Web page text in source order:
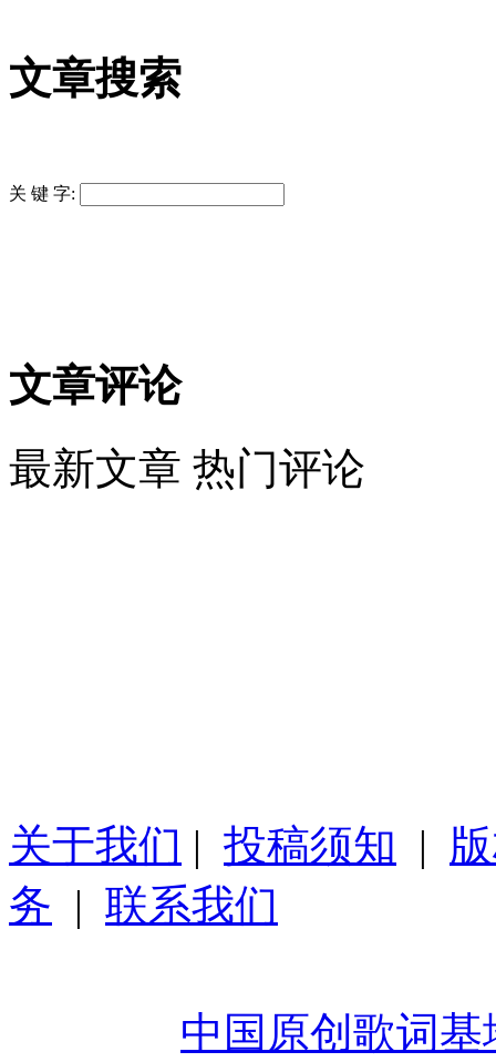
文章搜索
关 键 字:
文章评论
最新文章 热门评论
关于我们 | 投稿须知 |
务 | 联系我们
中国原创歌词基